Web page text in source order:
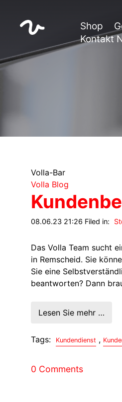
Shop
Kontakt
Volla-Bar
Volla Blog
08.06.23 21:26 Filed in:
Das Volla Team sucht
in Remscheid. Sie
Sie eine
beantworten? Dann
Lesen Sie mehr …
Tags: Kundendienst ,
0 Comments